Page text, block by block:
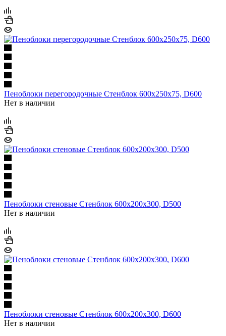
Пеноблоки перегородочные Стенблок 600х250х75, D600
Нет в наличии
Пеноблоки стеновые Стенблок 600х200х300, D500
Нет в наличии
Пеноблоки стеновые Стенблок 600х200х300, D600
Нет в наличии